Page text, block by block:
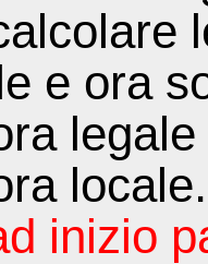
e ora
locale.
inizio